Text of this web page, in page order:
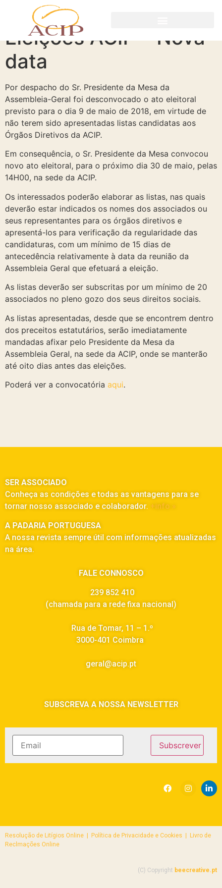
Eleições ACIP – Nova
data
Por despacho do Sr. Presidente da Mesa da
Assembleia-Geral foi desconvocado o ato eleitoral
previsto para o dia 9 de maio de 2018, em virtude de
não terem sido apresentadas listas candidatas aos
Órgãos Diretivos da ACIP.
Em consequência, o Sr. Presidente da Mesa convocou
novo ato eleitoral, para o próximo dia 30 de maio, pelas
14H00, na sede da ACIP.
Os interessados poderão elaborar as listas, nas quais
deverão estar indicados os nomes dos associados ou
seus representantes para os órgãos diretivos e
apresentá-los para verificação da regularidade das
candidaturas, com um mínimo de 15 dias de
antecedência relativamente à data da reunião da
Assembleia Geral que efetuará a eleição.
As listas deverão ser subscritas por um mínimo de 20
associados no pleno gozo dos seus direitos sociais.
As listas apresentadas, desde que se encontrem dentro
dos preceitos estatutários, serão imediatamente
mandadas afixar pelo Presidente da Mesa da
Assembleia Geral, na sede da ACIP, onde se manterão
até oito dias antes das eleições.
Poderá ver a convocatória aqui.
SER ASSOCIADO
Conheça as condições e todas as vantagens para se
tornar nosso associado e colaborador. +info »
A PADARIA PORTUGUESA
A nossa revista sempre útil com informações atualizadas
na área.
FALE CONNOSCO
239 852 410
(chamada para a rede fixa nacional)
Rua de Tomar, 11 – 1.º
3000-401 Coimbra
geral@acip.pt
SUBSCREVA A NOSSA NEWSLETTER
Resolução de Litígios Online |
Política de Privacidade e Cookies | Livro de
Reclmações Online
(C) Copyright beecreative.pt